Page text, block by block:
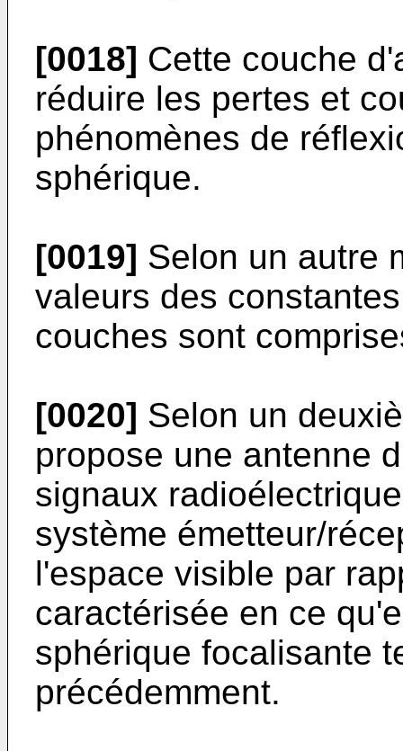
[0018] Cette couche
réduire les pertes et
phénomènes de
sphérique.
[0019] Selon un autre
valeurs des
couches sont
[0020] Selon un
propose une antenne
signaux
système émetteur/
l'espace visible par
caractérisée en ce
sphérique focalisante
précédemment.